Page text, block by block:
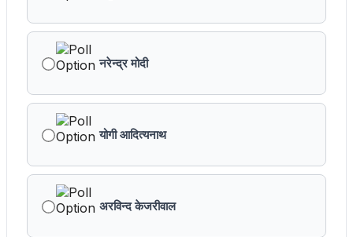
नरेन्द्र मोदी
योगी आदित्यनाथ
अरविन्द केजरीवाल